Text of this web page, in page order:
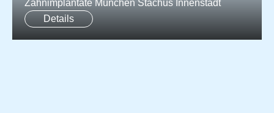
Zahnimplantate München Stachus Innenstadt
Details